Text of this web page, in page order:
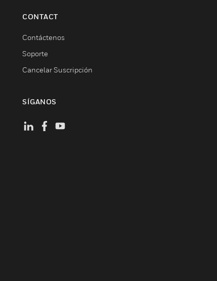
CONTACT
Contáctenos
Soporte
Cancelar Suscripción
SÍGANOS